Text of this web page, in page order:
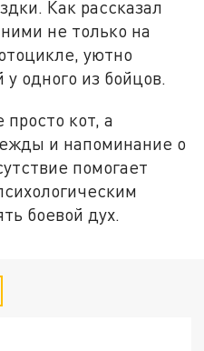
Как рассказал
не только на
уютно
у одного из бойцов.
кот, а
и напоминание о
помогает
боевой дух.